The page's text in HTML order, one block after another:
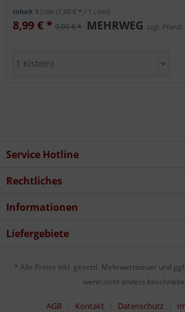
Inhalt 9 Liter(1,00 € * / 1 Liter)
8,99 € * 9,99 € * MEHRWEG zzgl. Pfand:
Service Hotline
Rechtliches
Informationen
Liefergebiete
* Alle Preise inkl. gesetzl. Mehrwertsteuer und
wenn nicht anders
AGB Kontakt Datenschutz